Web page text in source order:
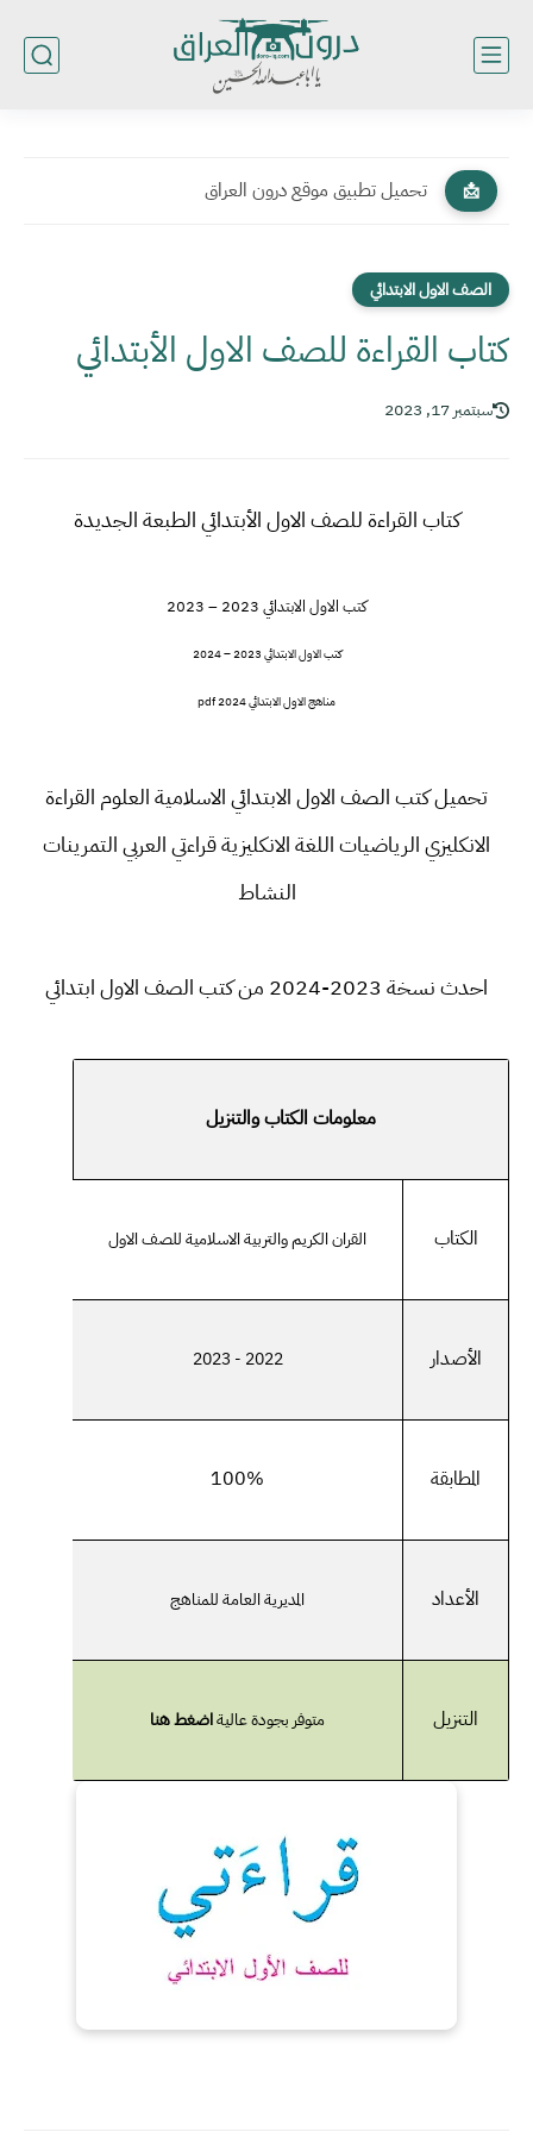
📩 تحميل تطبيق موقع درون العراق
الصف الاول الابتدائي
كتاب القراءة للصف الاول الأبتدائي
سبتمبر 17, 2023
كتاب القراءة للصف الاول الأبتدائي الطبعة الجديدة
كتب الاول الابتدائي 2023 – 2023
كتب الاول الابتدائي 2023 – 2024
مناهج الاول الابتدائي 2024 pdf
تحميل كتب الصف الاول الابتدائي الاسلامية العلوم القراءة
الانكليزي الرياضيات اللغة الانكليزية قراءتي العربي التمرينات
النشاط
احدث نسخة 2023-2024 من كتب الصف الاول ابتدائي
معلومات الكتاب والتنزيل
الكتاب القران الكريم والتربية الاسلامية للصف الاول
الأصدار 2022 - 2023
المطابقة 100%
الأعداد المديرية العامة للمناهج
التنزيل متوفر بجودة عاليةاضغط هنا